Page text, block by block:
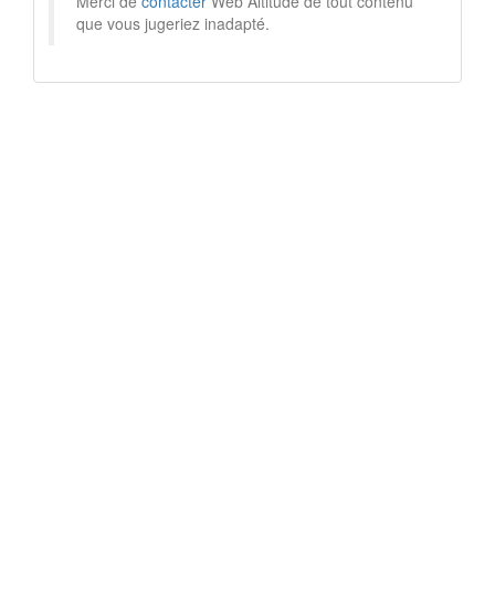
que vous jugeriez inadapté.